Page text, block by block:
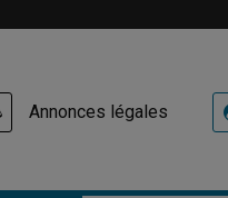
Annonces légales